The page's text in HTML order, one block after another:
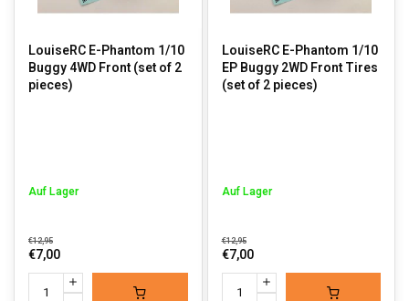
LouiseRC E-Phantom 1/10
Buggy 4WD Front (set of 2
pieces)
Auf Lager
€12,95
€7,00
LouiseRC E-Phantom 1/10
EP Buggy 2WD Front Tires
(set of 2 pieces)
Auf Lager
€12,95
€7,00